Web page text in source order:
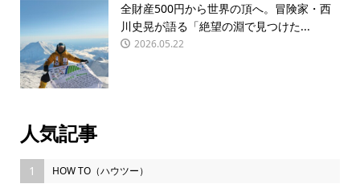
全財産500円から世界の頂へ。冒険家・西
川史晃が語る「絶望の淵で見つけた...
2026.05.22
人気記事
1 HOW TO（ハウツー）